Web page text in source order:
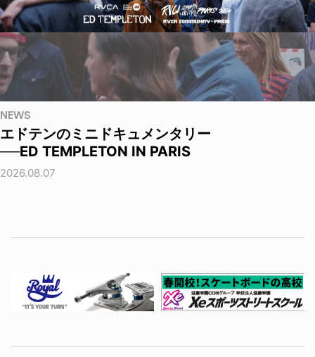
NEWS
エドテンのミニドキュメンタリー
──ED TEMPLETON IN PARIS
2026.08.07